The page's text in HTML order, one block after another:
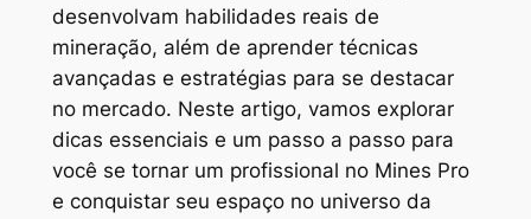
desenvolvam habilidades reais de
mineração, além de aprender técnicas
avançadas e estratégias para se destacar
no mercado. Neste artigo, vamos explorar
dicas essenciais e um passo a passo para
você se tornar um profissional no Mines Pro
e conquistar seu espaço no universo da